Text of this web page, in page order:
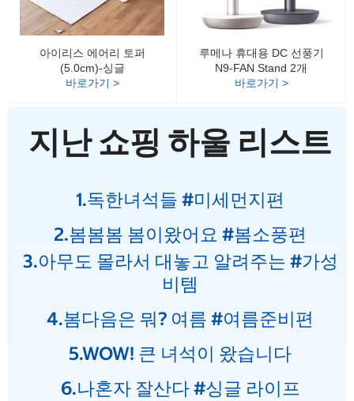
아이리스 에어리 토퍼
(5.0cm)-싱글
바로가기 >
루메나 휴대용 DC 선풍기
N9-FAN Stand 2개
바로가기 >
지난 쇼핑 하울 리스트
1.독한녀석들 #미세먼지편
2.봄봄봄 봄이왔어요 #봄소풍편
3.아무도 몰라서 대놓고 알려주는 #가성
비템
4.봄다음은 뭐? 여름 #여름준비편
5.WOW! 큰 녀석이 왔습니다
6.나혼자 잘산다 #싱글 라이프